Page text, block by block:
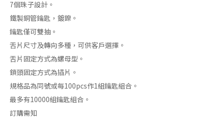
7個珠子設計。
鐵製銅管鑰匙，鍍鎳。
鑰匙僅可雙抽。
舌片尺寸及轉向多種，可供客戶選擇。
舌片固定方式為螺母型。
鎖頭固定方式為插片。
規格品為同號或每100pcs作1組鑰匙組合。
最多有10000組鑰匙組合。
訂購需知